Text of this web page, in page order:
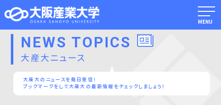
MENU
NEWS TOPICS
大産大ニュース
大産大のニュースを毎日発信！
ブックマークをして大産大の最新情報をチェックしましょう！